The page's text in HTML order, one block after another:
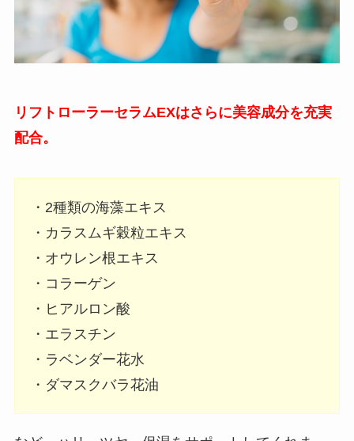
リフトローラーセラムEXはさらに美容成分を充実
配合。
・2種類の海藻エキス
・カラスムギ穀粒エキス
・オウレン根エキス
・コラーゲン
・ヒアルロン酸
・エラスチン
・ラベンダー花水
・ダマスクバラ花油